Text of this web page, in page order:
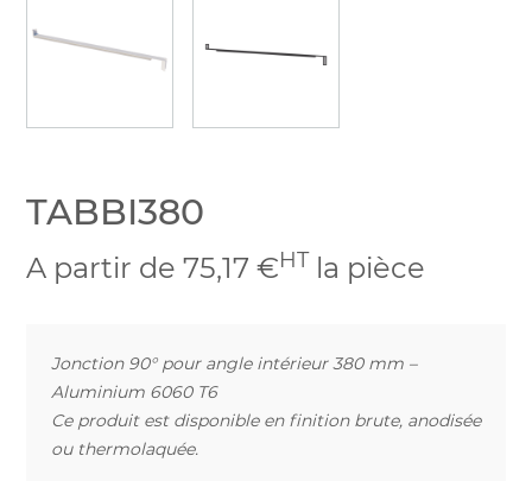
TABBI380
A partir de 75,17 €HT la pièce
Jonction 90° pour angle intérieur 380 mm –
Aluminium 6060 T6
Ce produit est disponible en finition brute, anodisée
ou thermolaquée.